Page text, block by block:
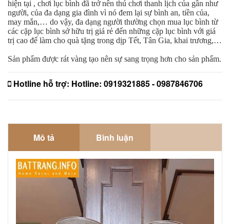
hiện tại , chơi lục bình đã trở nên thú chơi thanh lịch của gần như
người, của đa dạng gia đình vì nó đem lại sự bình an, tiền của,
may mắn,… do vậy, đa dạng người thường chọn mua lục bình từ
các cặp lục bình sở hữu trị giá rẻ đến những cặp lục bình với giá
trị cao để làm cho quà tặng trong dịp Tết, Tân Gia, khai trương,…
Sản phẩm được rát vàng tạo nên sự sang trọng hơn cho sản phẩm.
Hotline hỗ trợ: Hotline: 0919321885 - 0987846706
Mô tả Bình luận